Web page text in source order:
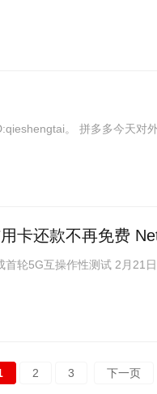
。 拼多多今天对
卡还款不再免费
轮5G互操作性测试 2月21
2 3 下一页